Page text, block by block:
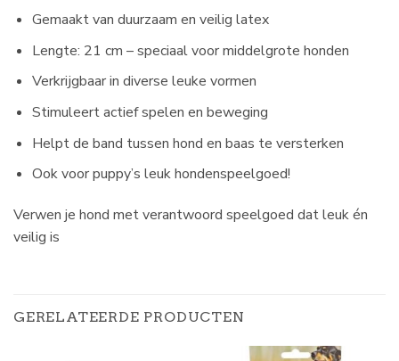
Gemaakt van duurzaam en veilig latex
Lengte: 21 cm – speciaal voor middelgrote honden
Verkrijgbaar in diverse leuke vormen
Stimuleert actief spelen en beweging
Helpt de band tussen hond en baas te versterken
Ook voor puppy’s leuk hondenspeelgoed!
Verwen je hond met verantwoord speelgoed dat leuk én
veilig is
GERELATEERDE PRODUCTEN